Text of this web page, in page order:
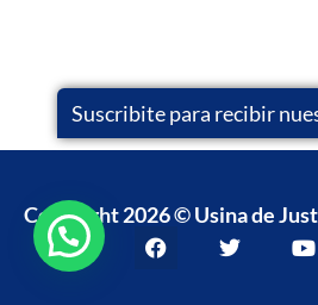
Suscribite para recibir
Copyright 2026 © Usina de